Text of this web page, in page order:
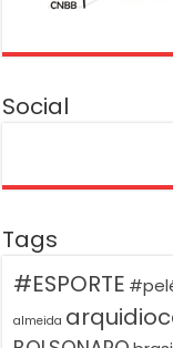
Social
Tags
#ESPORTE
almeida